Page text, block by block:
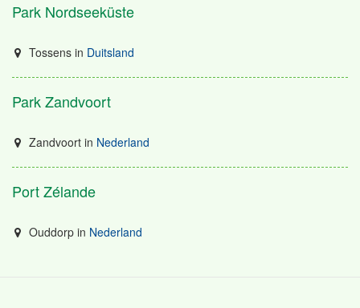
Park Nordseeküste
Tossensin Duitsland
Park Zandvoort
Zandvoortin Nederland
Port Zélande
Ouddorpin Nederland